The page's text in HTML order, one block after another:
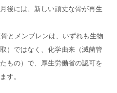
後には、新しい頑丈な骨が再生
とメンブレンは、いずれも生物
）ではなく、化学由来（滅菌管
もの）で、厚生労働省の認可を
す。